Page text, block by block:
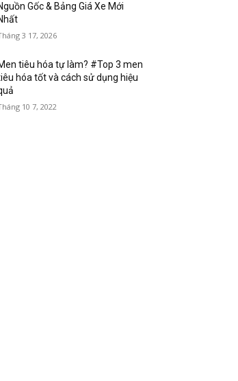
Gốc & Bảng Giá Xe Mới
3 17, 2026
tiêu hóa tự làm? #Top 3 men
hóa tốt và cách sử dụng hiệu
10 7, 2022